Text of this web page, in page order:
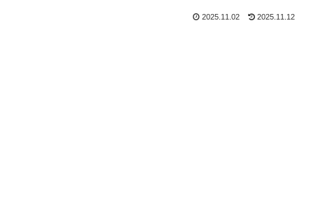
2025.11.02 2025.11.12